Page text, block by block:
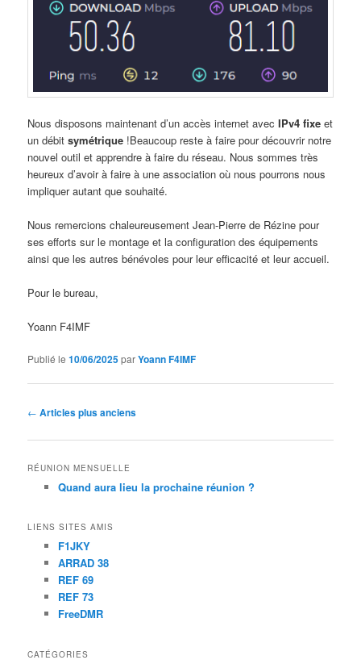
Nous disposons maintenant d’un accès internet avec IPv4 fixe et
un débitsymétrique !Beaucoup reste à faire pour découvrir notre
nouvel outil et apprendre à faire du réseau. Nous sommes très
heureux d’avoir à faire à une association où nous pourrons nous
impliquer autant que souhaité.
Nous remercions chaleureusement Jean-Pierre de Rézine pour
ses efforts sur le montage et la configuration des équipements
ainsi que les autres bénévoles pour leur efficacité et leur accueil.
Pour le bureau,
Yoann F4IMF
Publié le10/06/2025parYoann F4IMF
Navigation
articles
← Articles plus anciens
RÉUNION MENSUELLE
Quand aura lieu la prochaine réunion ?
LIENS SITES AMIS
F1JKY
ARRAD 38
REF 69
REF 73
FreeDMR
CATÉGORIES